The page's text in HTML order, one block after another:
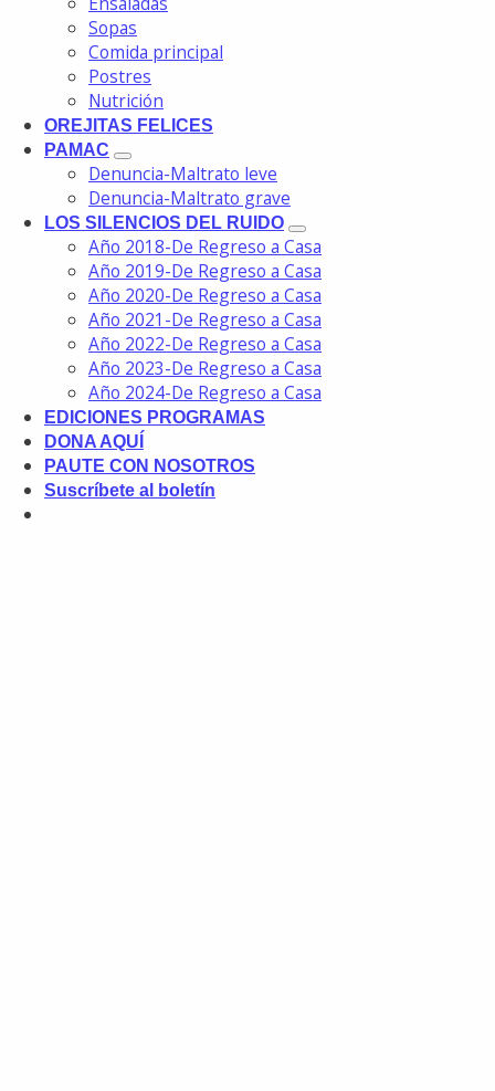
Sopas
Comida principal
Postres
Nutrición
OREJITAS FELICES
PAMAC
Denuncia-Maltrato leve
Denuncia-Maltrato grave
LOS SILENCIOS DEL RUIDO
Año 2018-De Regreso a Casa
Año 2019-De Regreso a Casa
Año 2020-De Regreso a Casa
Año 2021-De Regreso a Casa
Año 2022-De Regreso a Casa
Año 2023-De Regreso a Casa
Año 2024-De Regreso a Casa
EDICIONES PROGRAMAS
DONA AQUÍ
PAUTE CON NOSOTROS
Suscríbete al boletín